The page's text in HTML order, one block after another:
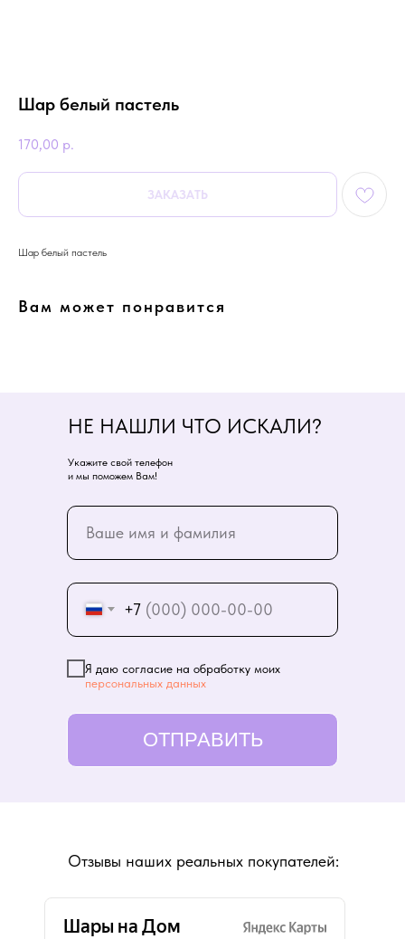
Шар белый пастель
170,00 р.
ЗАКАЗАТЬ
Шар белый пастель
Вам может понравится
+7
Я даю согласие на обработку моих
персональных данных
ОТПРАВИТЬ
НЕ НАШЛИ ЧТО ИСКАЛИ?
Укажите свой телефон
и мы поможем Вам!
Отзывы наших реальных покупателей: